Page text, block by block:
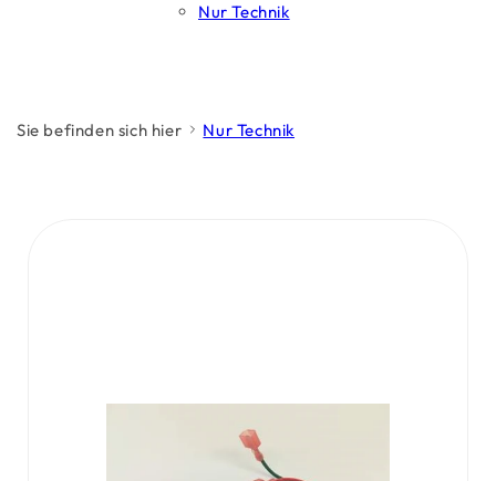
Nur Technik
Sie befinden sich hier Nur Technik